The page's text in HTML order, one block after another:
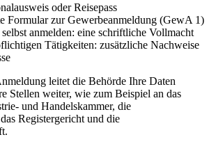
oder Reisepass
Formular zur Gewerbeanmeldung (GewA 1)
anmelden: eine schriftliche Vollmacht
Tätigkeiten: zusätzliche Nachweise
leitet die Behörde Ihre Daten
Stellen weiter, wie zum Beispiel an das
und Handelskammer, die
Registergericht und die